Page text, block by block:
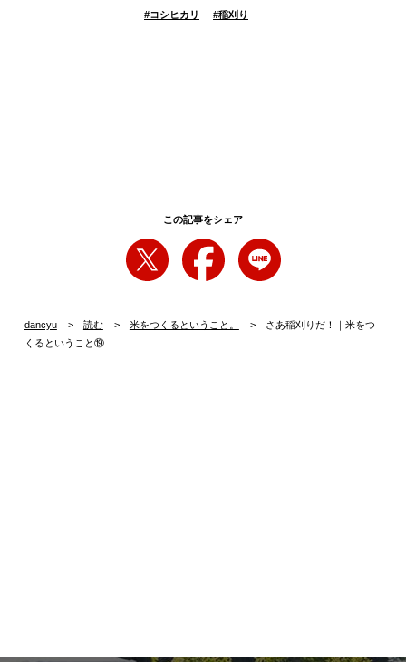
#コシヒカリ #稲刈り
この記事をシェア
dancyu 読む 米をつくるということ。
さあ稲刈りだ！｜米をつ
くるということ⑲